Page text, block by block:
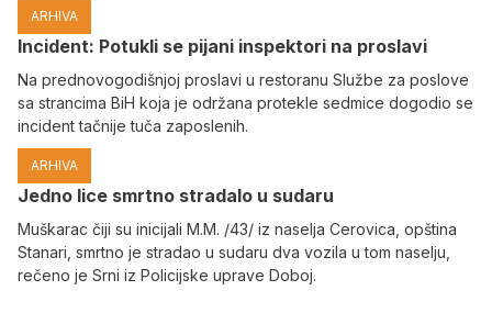
ARHIVA
Incident: Potukli se pijani inspektori na proslavi
Na prednovogodišnjoj proslavi u restoranu Službe za poslove
sa strancima BiH koja je održana protekle sedmice dogodio se
incident tačnije tuča zaposlenih.
ARHIVA
Јedno lice smrtno stradalo u sudaru
Muškarac čiji su inicijali M.M. /43/ iz naselja Cerovica, opština
Stanari, smrtno je stradao u sudaru dva vozila u tom naselju,
rečeno je Srni iz Policijske uprave Doboj.